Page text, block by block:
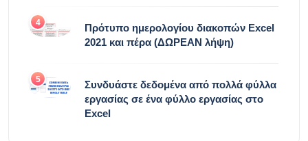
4
Πρότυπο ημερολογίου διακοπών Excel
2021 και πέρα ​​(ΔΩΡΕΑΝ λήψη)
5
Συνδυάστε δεδομένα από πολλά φύλλα
εργασίας σε ένα φύλλο εργασίας στο
Excel